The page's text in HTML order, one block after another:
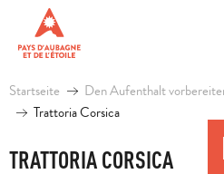
contenu
principal
Startseite Den Aufenthalt
Trattoria Corsica
TRATTORIA CORSICA